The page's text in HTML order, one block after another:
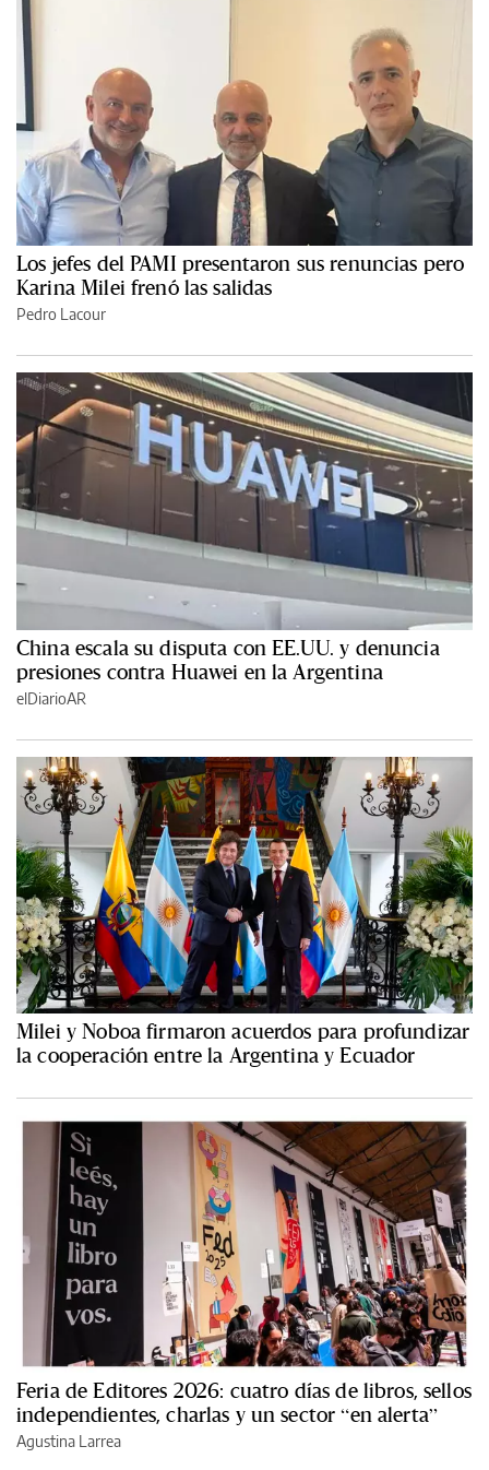
Los jefes del PAMI presentaron sus renuncias pero
Karina Milei frenó las salidas
Pedro Lacour
China escala su disputa con EE.UU. y denuncia
presiones contra Huawei en la Argentina
elDiarioAR
Milei y Noboa firmaron acuerdos para profundizar
la cooperación entre la Argentina y Ecuador
Feria de Editores 2026: cuatro días de libros, sellos
independientes, charlas y un sector “en alerta”
Agustina Larrea